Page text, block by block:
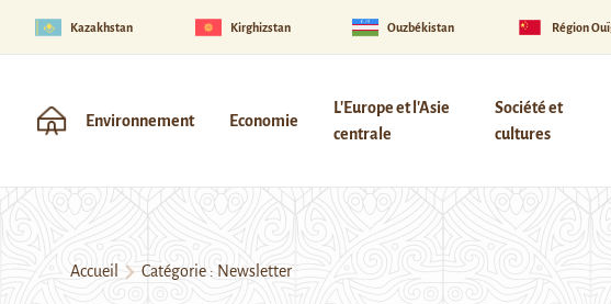
Kazakhstan Kirghizstan Ouzbékistan Région
Environnement Economie
L'Europe et l'Asie
centrale
Société et
cultures
Accueil Catégorie : Newsletter